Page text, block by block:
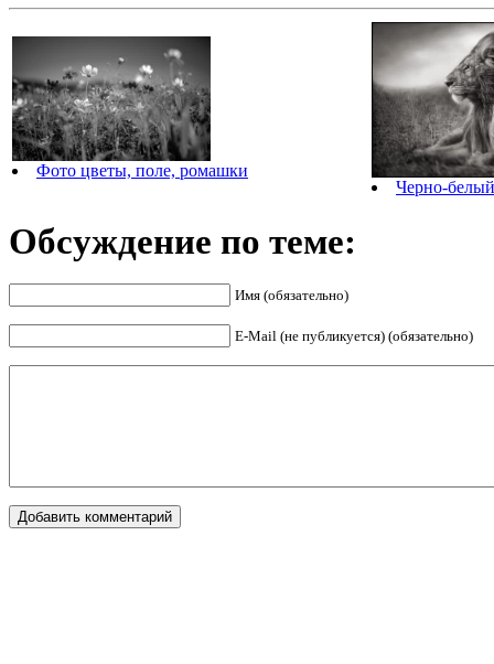
Фото цветы, поле, ромашки
Черно-
Обсуждение по теме:
Имя (обязательно)
E-Mail (не публикуется) (обязательно)